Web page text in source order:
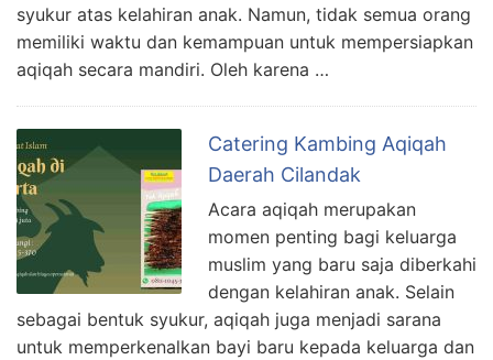
syukur atas kelahiran anak. Namun, tidak semua orang
memiliki waktu dan kemampuan untuk mempersiapkan
aqiqah secara mandiri. Oleh karena …
Catering Kambing Aqiqah
Daerah Cilandak
Acara aqiqah merupakan
momen penting bagi keluarga
muslim yang baru saja diberkahi
dengan kelahiran anak. Selain
sebagai bentuk syukur, aqiqah juga menjadi sarana
untuk memperkenalkan bayi baru kepada keluarga dan